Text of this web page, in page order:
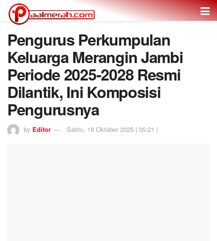
Pengurus Perkumpulan
Keluarga Merangin Jambi
Periode 2025-2028 Resmi
Dilantik, Ini Komposisi
Pengurusnya
by Editor Sabtu, 18 Oktober 2025 | 05:21 |